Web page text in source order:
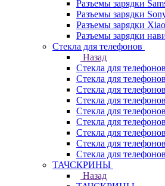
Разъемы зарядки
Разъемы зарядки
Разъемы зарядки
Разъемы зарядки
Стекла для телефонов
Назад
Стекла для телефонов
Стекла для
Стекла для
Стекла для
Стекла для
Стекла для
Стекла для
Стекла для
Стекла для
ТАЧСКРИНЫ
Назад